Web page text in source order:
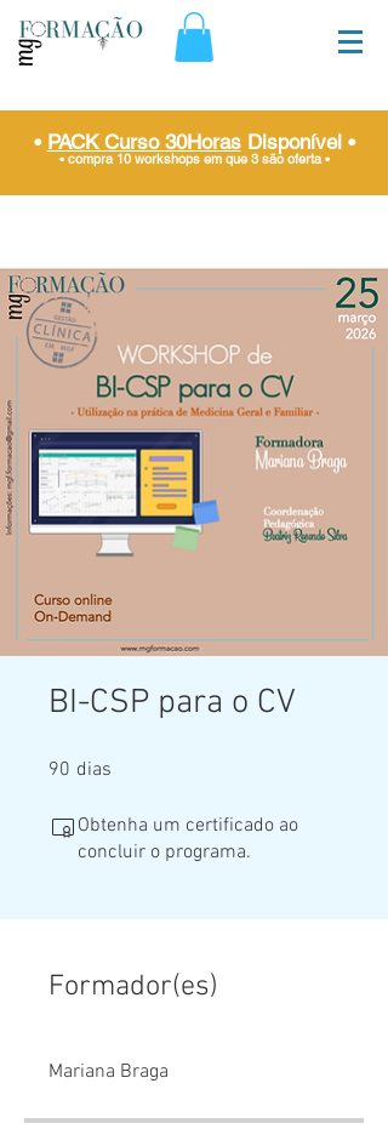
• PACK Curso 30HorasDisponível •
• compra 10 workshops em que 3 são oferta •
BI-CSP para o CV
90 dias
Obtenha um certificado ao
concluir o programa.
Formador(es)
Mariana Braga